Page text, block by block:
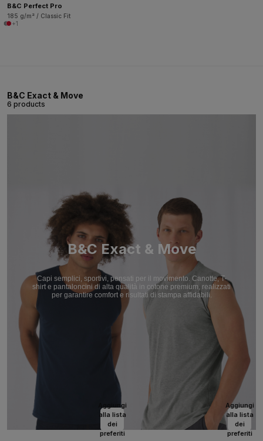
B&C Perfect Pro
185 g/m² / Classic Fit
+1
B&C Exact & Move
6 products
B&C Exact & Move
Capi semplici, sportivi, pensati per il movimento. Canotte, T-
shirt e pantaloncini di alta qualità in cotone premium, realizzati
per garantire comfort e risultati di stampa affidabili.
Aggiungi
alla lista
dei
preferiti
Aggiungi
alla lista
dei
preferiti